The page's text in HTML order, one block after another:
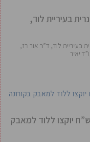
בעיריית לוד,
לוד, ד”ר אור רז,
יאיר
רביבו חשף בביקור השרה: 150,000 ש”ח יוקצו ללוד למאבק